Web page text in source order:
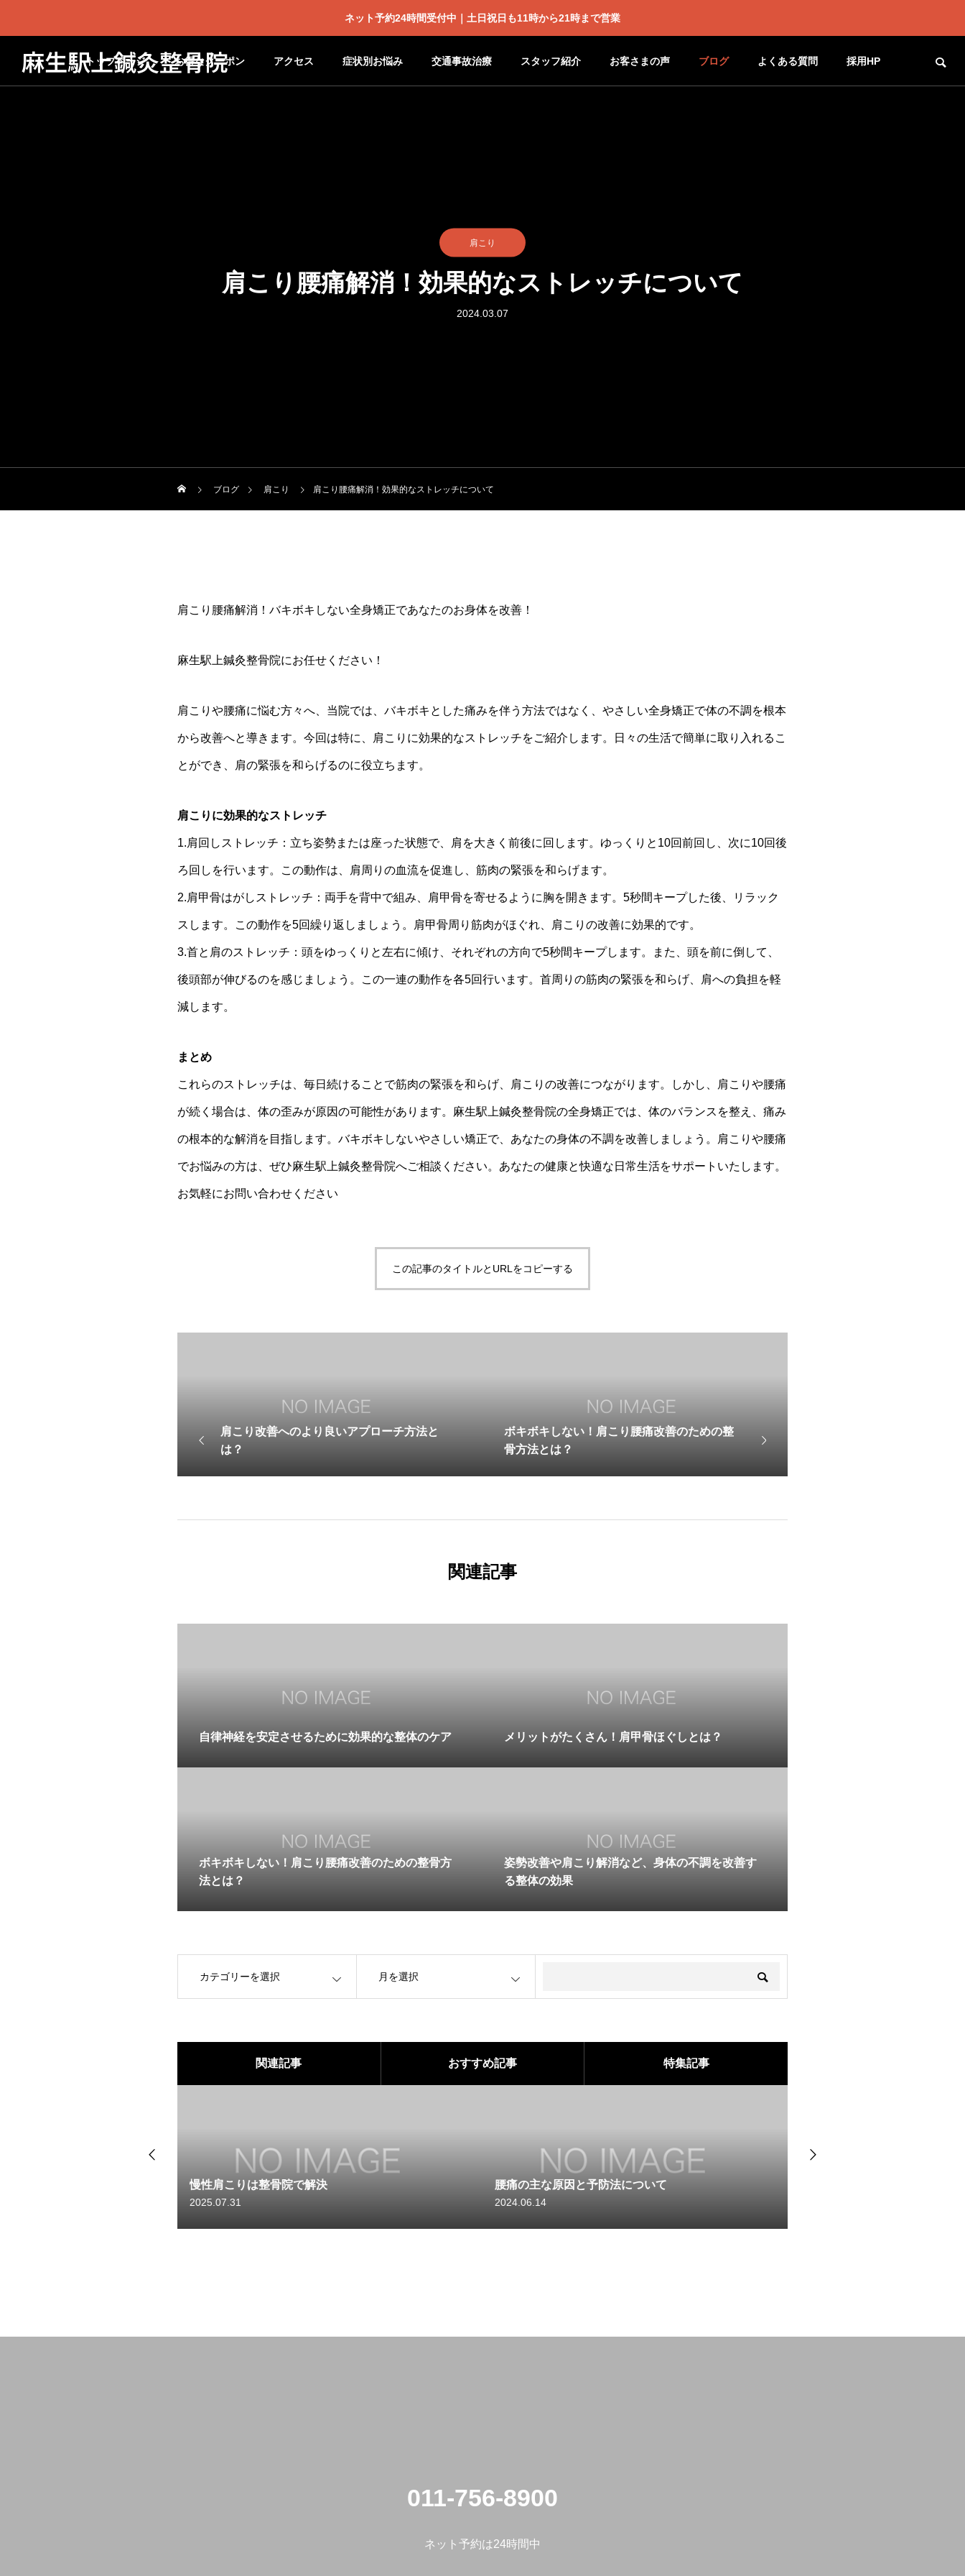
ネット予約24時間受付中｜土日祝日も11時から21時まで営業
麻生駅上鍼灸整骨院
トップページ お得なクーポン アクセス 症状別お悩み 交通事故治療 スタッフ紹介 お客さまの声 ブログ よくある質問 採用HP
肩こり
肩こり腰痛解消！効果的なストレッチについて
2024.03.07
ブログ 肩こり 肩こり腰痛解消！効果的なストレッチについて
肩こり腰痛解消！バキボキしない全身矯正であなたのお身体を改善！
麻生駅上鍼灸整骨院にお任せください！
肩こりや腰痛に悩む方々へ、当院では、バキボキとした痛みを伴う方法ではなく、やさしい全身矯正で体の不調を根本
から改善へと導きます。今回は特に、肩こりに効果的なストレッチをご紹介します。日々の生活で簡単に取り入れるこ
とができ、肩の緊張を和らげるのに役立ちます。
肩こりに効果的なストレッチ
1.肩回しストレッチ：立ち姿勢または座った状態で、肩を大きく前後に回します。ゆっくりと10回前回し、次に10回後
ろ回しを行います。この動作は、肩周りの血流を促進し、筋肉の緊張を和らげます。
2.肩甲骨はがしストレッチ：両手を背中で組み、肩甲骨を寄せるように胸を開きます。5秒間キープした後、リラック
スします。この動作を5回繰り返しましょう。肩甲骨周り筋肉がほぐれ、肩こりの改善に効果的です。
3.首と肩のストレッチ：頭をゆっくりと左右に傾け、それぞれの方向で5秒間キープします。また、頭を前に倒して、
後頭部が伸びるのを感じましょう。この一連の動作を各5回行います。首周りの筋肉の緊張を和らげ、肩への負担を軽
減します。
まとめ
これらのストレッチは、毎日続けることで筋肉の緊張を和らげ、肩こりの改善につながります。しかし、肩こりや腰痛
が続く場合は、体の歪みが原因の可能性があります。麻生駅上鍼灸整骨院の全身矯正では、体のバランスを整え、痛み
の根本的な解消を目指します。バキボキしないやさしい矯正で、あなたの身体の不調を改善しましょう。肩こりや腰痛
でお悩みの方は、ぜひ麻生駅上鍼灸整骨院へご相談ください。あなたの健康と快適な日常生活をサポートいたします。
お気軽にお問い合わせください
この記事のタイトルとURLをコピーする
肩こり改善へのより良いアプローチ方法と
は？
ボキボキしない！肩こり腰痛改善のための整
骨方法とは？
関連記事
自律神経を安定させるために効果的な整体のケア メリットがたくさん！肩甲骨ほぐしとは？
ボキボキしない！肩こり腰痛改善のための整骨方
法とは？
姿勢改善や肩こり解消など、身体の不調を改善す
る整体の効果
関連記事 おすすめ記事 特集記事
腰痛の主な原因と予防法について
2024.06.14
肩こりとおさらば！整骨院が提案するストレス解
消法とは
2024.06.13
011-756-8900
ネット予約は24時間中